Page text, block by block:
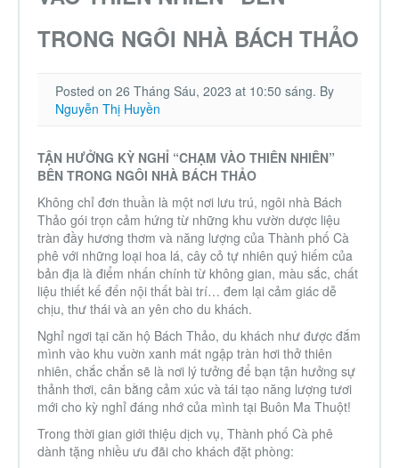
Đất ở
Nhà phố
Chung cư
Trang trại – Kho – Xưởng
Thành Phố Cà Phê
Ecocity Premia
Loại BĐS khác
Nhà đất cho thuê
TRONG NGÔI NHÀ BÁCH THẢO
Posted on 26 Tháng Sáu, 2023 at 10:50 sáng. By
Nguyễn Thị Huyền
TẬN HƯỞNG KỲ NGHỈ “CHẠM VÀO THIÊN NHIÊN”
BÊN TRONG NGÔI NHÀ BÁCH THẢO
Không chỉ đơn thuần là một nơi lưu trú, ngôi nhà Bách
Thảo gói trọn cảm hứng từ những khu vườn dược liệu
tràn đầy hương thơm và năng lượng của Thành phố Cà
phê với những loại hoa lá, cây cỏ tự nhiên quý hiếm của
bản địa là điểm nhấn chính từ không gian, màu sắc, chất
liệu thiết kế đến nội thất bài trí… đem lại cảm giác dễ
chịu, thư thái và an yên cho du khách.
Nghỉ ngơi tại căn hộ Bách Thảo, du khách như được đắm
mình vào khu vuờn xanh mát ngập tràn hơi thở thiên
nhiên, chắc chắn sẽ là nơi lý tưởng để bạn tận hưởng sự
thảnh thơi, cân bằng cảm xúc và tái tạo năng lượng tươi
mới cho kỳ nghỉ đáng nhớ của mình tại Buôn Ma Thuột!
Trong thời gian giới thiệu dịch vụ, Thành phố Cà phê
dành tặng nhiều ưu đãi cho khách đặt phòng: